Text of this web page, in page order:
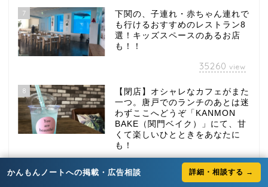
7
下関の、子連れ・赤ちゃん連れで
も行けるおすすめのレストラン8
選！キッズスペースのあるお店
も！！
35260 view
8
【閉店】オシャレなカフェがまた
一つ。唐戸でのランチのあとは迷
わずここへどうぞ「KANMON
BAKE（関門ベイク）」にて、甘
くて楽しいひとときをあなたに
も！
34032view
かんもんノートへの掲載・広告相談 詳細・相談する →